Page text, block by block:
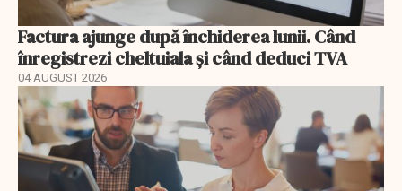
Factura ajunge după închiderea lunii. Când
înregistrezi cheltuiala și când deduci TVA
04 AUGUST 2026